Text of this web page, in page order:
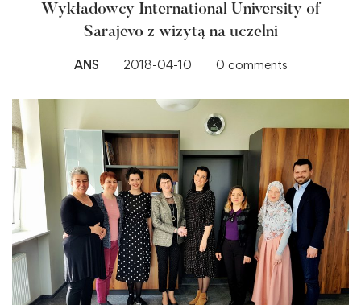
Wykładowcy International University of
Sarajevo z wizytą na uczelni
ANS 2018-04-10 0 comments